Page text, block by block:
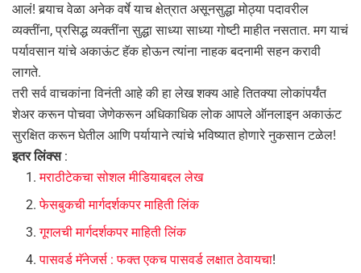
आलं! बर्‍याच वेळा अनेक वर्षे याच क्षेत्रात असूनसुद्धा मोठ्या पदावरील
व्यक्तींना, प्रसिद्ध व्यक्तींना सुद्धा साध्या साध्या गोष्टी माहीत नसतात. मग याचं
पर्यावसान यांचे अकाऊंट हॅक होऊन त्यांना नाहक बदनामी सहन करावी
लागते.
तरी सर्व वाचकांना विनंती आहे की हा लेख शक्य आहे तितक्या लोकांपर्यंत
शेअर करून पोचवा जेणेकरून अधिकाधिक लोक आपले ऑनलाइन अकाऊंट
सुरक्षित करून घेतील आणि पर्यायाने त्यांचे भविष्यात होणारे नुकसान टळेल!
इतर लिंक्स:
मराठीटेकचा सोशल मीडियाबद्दल लेख
फेसबुकची मार्गदर्शकपर माहिती लिंक
गूगलची मार्गदर्शकपर माहिती लिंक
पासवर्ड मॅनेजर्स : फक्त एकच पासवर्ड लक्षात ठेवायचा!